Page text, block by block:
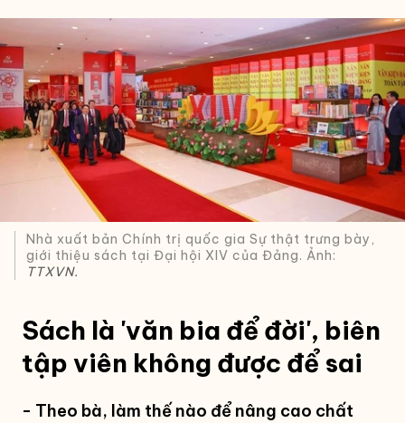
Nhà xuất bản Chính trị quốc gia Sự thật trưng bày,
giới thiệu sách tại Đại hội XIV của Đảng. Ảnh:
TTXVN.
Sách là 'văn bia để đời', biên
tập viên không được để sai
- Theo bà, làm thế nào để nâng cao chất